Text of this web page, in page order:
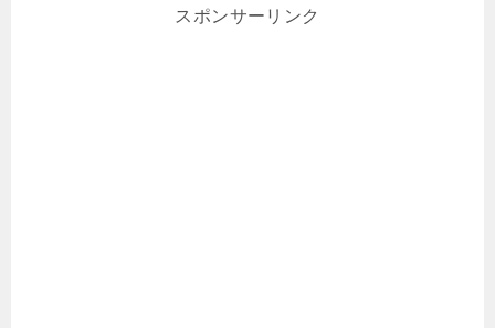
スポンサーリンク